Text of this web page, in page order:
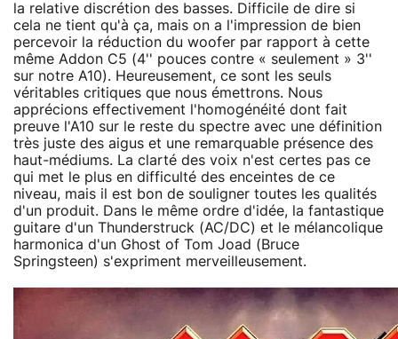
la relative discrétion des basses. Difficile de dire si
cela ne tient qu'à ça, mais on a l'impression de bien
percevoir la réduction du woofer par rapport à cette
même Addon C5 (4'' pouces contre « seulement » 3''
sur notre A10). Heureusement, ce sont les seuls
véritables critiques que nous émettrons. Nous
apprécions effectivement l'homogénéité dont fait
preuve l'A10 sur le reste du spectre avec une définition
très juste des aigus et une remarquable présence des
haut-médiums. La clarté des voix n'est certes pas ce
qui met le plus en difficulté des enceintes de ce
niveau, mais il est bon de souligner toutes les qualités
d'un produit. Dans le même ordre d'idée, la fantastique
guitare d'un Thunderstruck (AC/DC) et le mélancolique
harmonica d'un Ghost of Tom Joad (Bruce
Springsteen) s'expriment merveilleusement.